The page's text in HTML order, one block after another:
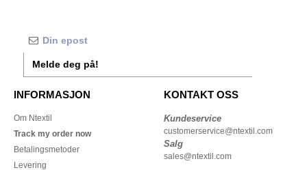
Melde deg på!
INFORMASJON
Om Ntextil
Track my order now
Betalingsmetoder
Levering
KONTAKT OSS
Kundeservice
customerservice@ntextil.com
Salg
sales@ntextil.com